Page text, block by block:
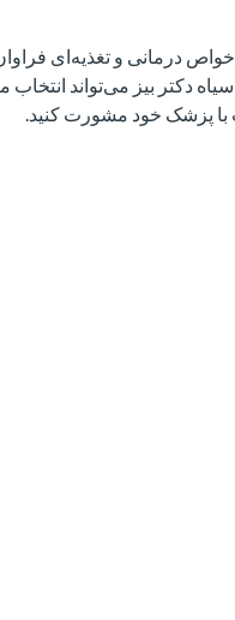
درمانی و تغذیه‌ای
بیز می‌تواند انتخاب
با پزشک خود مشورت کنید.